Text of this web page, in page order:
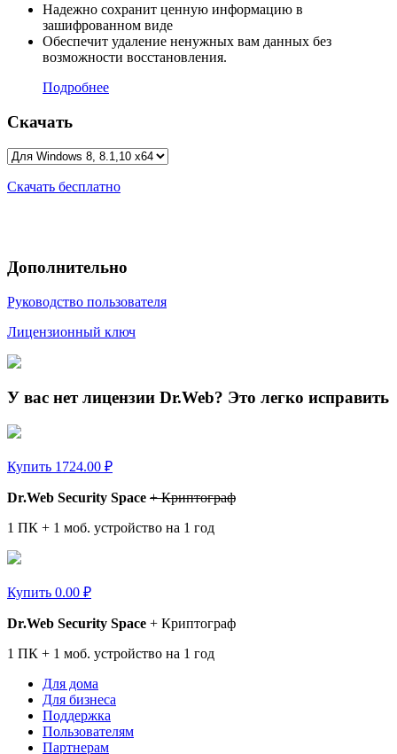
Надежно сохранит ценную информацию в
зашифрованном виде
Обеспечит удаление ненужных вам данных без
возможности восстановления.
Подробнее
Скачать
Скачать бесплатно
Дополнительно
Руководство пользователя
Лицензионный ключ
У вас нет лицензии Dr.Web? Это легко исправить
Купить 1724.00 ₽
Dr.Web Security Space + Криптограф
1 ПК + 1 моб. устройство на 1 год
Купить 0.00 ₽
Dr.Web Security Space + Криптограф
1 ПК + 1 моб. устройство на 1 год
Для дома
Для бизнеса
Поддержка
Пользователям
Партнерам